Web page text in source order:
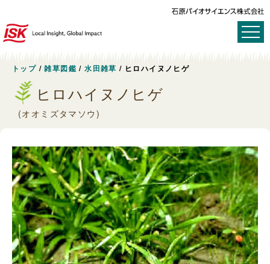
トップ /雑草図鑑 /水田雑草 / ヒロハイヌノヒゲ
ヒロハイヌノヒゲ
(オオミズタマソウ)